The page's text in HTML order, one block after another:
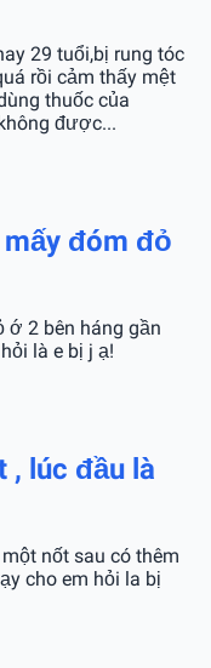
29 tuổi,bị rung tóc
rồi cảm thấy mệt
thuốc của
được...
đóm đỏ
ớ 2 bên háng gần
là e bị j ạ!
lúc đầu là
nốt sau có thêm
cho em hỏi la bị